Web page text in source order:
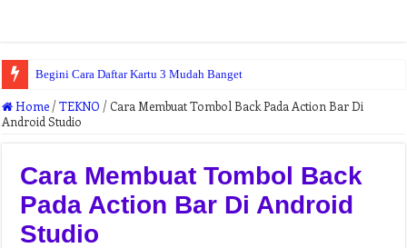
Begini Cara Daftar Kartu 3 Mudah Banget
Home /TEKNO /Cara Membuat Tombol Back Pada Action Bar Di
Android Studio
Cara Membuat Tombol Back
Pada Action Bar Di Android
Studio